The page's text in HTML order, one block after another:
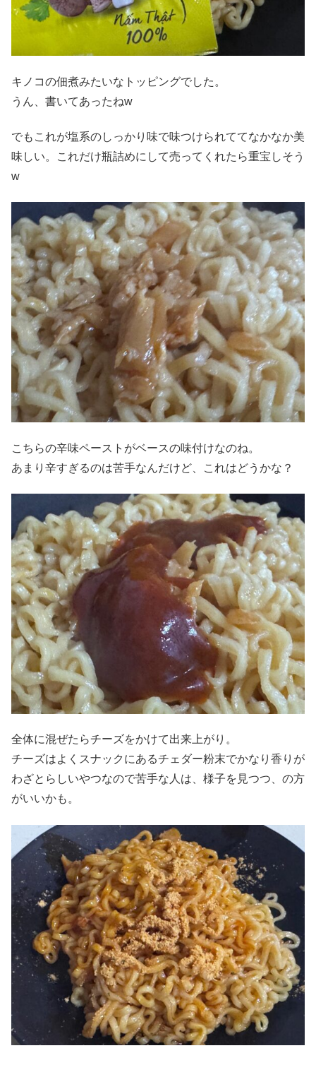
キノコの佃煮みたいなトッピングでした。
うん、書いてあったねw
でもこれが塩系のしっかり味で味つけられててなかなか美
味しい。これだけ瓶詰めにして売ってくれたら重宝しそう
w
こちらの辛味ペーストがベースの味付けなのね。
あまり辛すぎるのは苦手なんだけど、これはどうかな？
全体に混ぜたらチーズをかけて出来上がり。
チーズはよくスナックにあるチェダー粉末でかなり香りが
わざとらしいやつなので苦手な人は、様子を見つつ、の方
がいいかも。